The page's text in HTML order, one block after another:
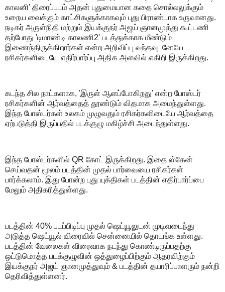
காலனி' திரைப்படம் அதன் புதுமையான கதை சொல்லலுக்கும்
உறைய வைக்கும் காட்சிகளுக்காகவும் புது பிராண்டாக உருவானது.
நடிகர் அருள்நிதி மற்றும் இயக்குநர் அஜய் ஞானமுத்து கூட்டணி
தற்போது 'டிமாண்டி காலணி2' படத்துக்காக மீண்டும்
இணைந்திருக்கிறார்கள் என்ற அறிவிப்பு வந்தவுடனேயே
ரசிகர்களிடையே எதிர்பார்ப்பு அதிக அளவில் எகிறி இருக்கிறது.
கடந்த சில நாட்களாக, 'இருள் ஆளப்போகிறது' என்ற போஸ்டர்
ரசிகர்களின் ஆர்வத்தைத் தூண்டும் விதமாக அமைந்துள்ளது.
இந்த போஸ்டர்கள் உலகம் முழுவதும் ரசிகர்களிடையே ஆர்வத்தை
ஏற்படுத்தி இருப்பதில் படக்குழு மகிழ்ச்சி அடைந்துள்ளது.
இந்த போஸ்டர்களில் QR கோட் இருக்கிறது. இதை ஸ்கேன்
செய்வதன் மூலம் படத்தின் முதல் பார்வையை ரசிகர்கள்
பார்க்கலாம். இது போன்ற புது யுக்திகள் படத்தின் எதிர்பார்ப்பை
மேலும் அதிகரித்துள்ளது.
படத்தின் 40% படப்பிடிப்பு முதல் ஷெட்யூலுடன் முடிவடைந்து
அடுத்த ஷெட்யூல் விரைவில் சென்னையில் தொடங்க உள்ளது.
படத்தின் வேலைகள் விரைவாக நடந்து கொண்டிருப்பதற்கு
ஒட்டுமொத்த படக்குழுவின் ஒத்துழைப்பிற்கும் ஆதரவிற்கும்
இயக்குநர் அஜய் ஞானமுத்துவும் & படத்தின் தயாரிப்பாளரும் நன்றி
தெரிவித்துள்ளனர்.